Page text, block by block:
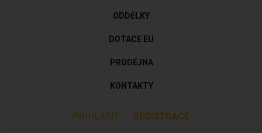
ODDĚLKY
DOTACE EU
PRODEJNA
KONTAKTY
PŘIHLÁSIT REGISTRACE